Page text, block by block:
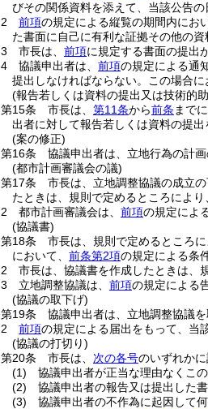
びその関係資料を添えて、当該公告
2
前項の規定による縦覧の期間内にお
た書面に自己に有利な証拠その他の
3
市長は、 前項に規定する書面の提出
4
協議申出者は、 前項の規定による通
提出しなければならない。
この場合
(報告若しくは資料の提出又は技術的
第15条
市長は、 第11条から前条 まで
出者に対して報告若しくは資料の提
(案の修正)
第16条
協議申出者は、立地行為の計
(都市計画審議会の議)
第17条
市長は、立地調整協議の成立
たときは、規則で定めるところにより
2
都市計画審議会は、 前項の規定によ
(協議書)
第18条
市長は、規則で定めるところ
において、 前条第2項の規定による条
2
市長は、協議書を作成したときは、
3
立地調整協議は、 前項の規定による
(協議の取下げ)
第19条
協議申出者は、立地調整協議
2
前項の規定による届出をもって、当
(協議の打切り)
第20条
市長は、 次の各号のいずれか
(1)
協議申出者が正当な理由なくこ
(2)
協議申出者の報告又は提出した
(3)
協議申出者の不作為に起因して